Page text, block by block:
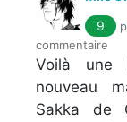
9
commentaire
Voilà une
nouveau
Sakka de